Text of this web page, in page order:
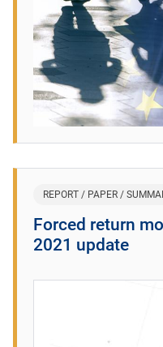
REPORT / PAPER /
Forced return
2021 update